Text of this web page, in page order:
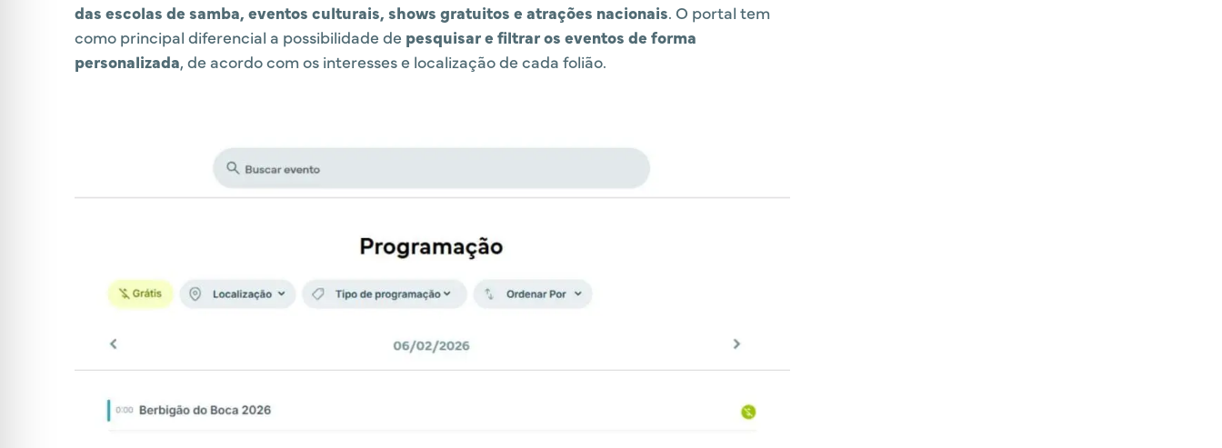
das escolas de samba, eventos culturais, shows gratuitos e atrações nacionais. O portal tem
como principal diferencial a possibilidade de pesquisar e filtrar os eventos de forma
personalizada, de acordo com os interesses e localização de cada folião.